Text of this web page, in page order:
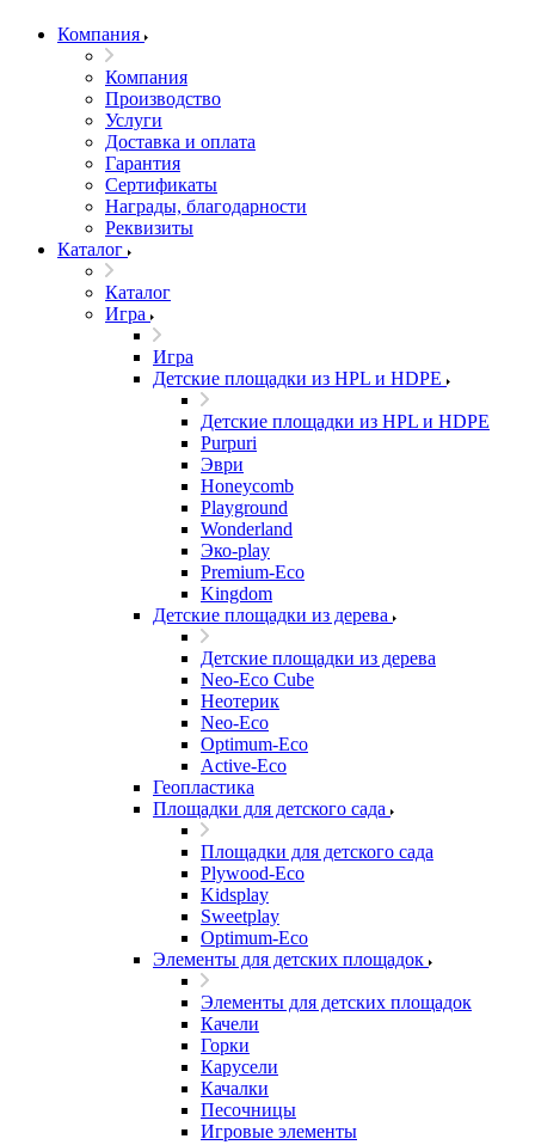
Компания
Компания
Производство
Услуги
Доставка и оплата
Гарантия
Сертификаты
Награды, благодарности
Реквизиты
Каталог
Каталог
Игра
Игра
Детские площадки из HPL и HDPE
Детские площадки из HPL и HDPE
Purpuri
Эври
Honeycomb
Playground
Wonderland
Эко-play
Premium-Eco
Kingdom
Детские площадки из дерева
Детские площадки из дерева
Neo-Eco Cube
Неотерик
Neo-Eco
Оptimum-Еco
Active-Eco
Геопластика
Площадки для детского сада
Площадки для детского сада
Plywood-Eco
Kidsplay
Sweetplay
Оptimum-Еco
Элементы для детских площадок
Элементы для детских площадок
Качели
Горки
Карусели
Качалки
Песочницы
Игровые элементы